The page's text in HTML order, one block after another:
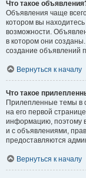
Что такое
Объявления чаще
котором вы
возможности.
в котором они
создание объявлений
Вернуться к началу
Что такое
Прилепленные темы в
на его первой
информацию, поэтому
и с объявлениями,
предоставляются
Вернуться к началу